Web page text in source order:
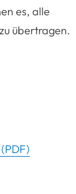
es, alle
übertragen.